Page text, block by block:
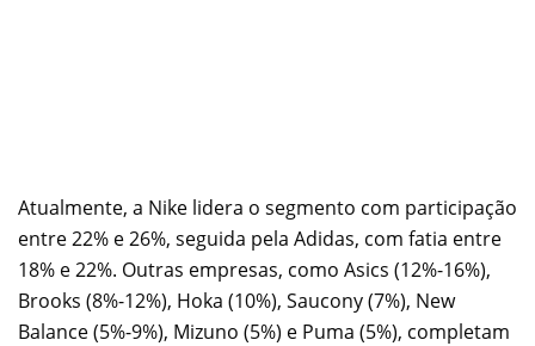
Atualmente, a Nike lidera o segmento com participação
entre 22% e 26%, seguida pela Adidas, com fatia entre
18% e 22%. Outras empresas, como Asics (12%-16%),
Brooks (8%-12%), Hoka (10%), Saucony (7%), New
Balance (5%-9%), Mizuno (5%) e Puma (5%), completam